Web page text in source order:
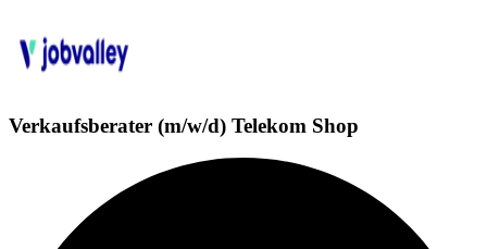
Verkaufsberater (m/w/d) Telekom Shop